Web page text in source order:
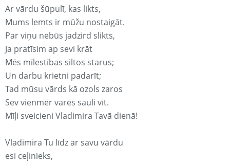
Ar vārdu šūpulī, kas likts,
Mums lemts ir mūžu nostaigāt.
Par viņu nebūs jadzird slikts,
Ja pratīsim ap sevi krāt
Mēs mīlestības siltos starus;
Un darbu krietni padarīt;
Tad mūsu vārds kā ozols zaros
Sev vienmēr varēs sauli vīt.
Mīļi sveicieni Vladimira Tavā dienā!
Vladimira Tu līdz ar savu vārdu
esi ceļinieks,